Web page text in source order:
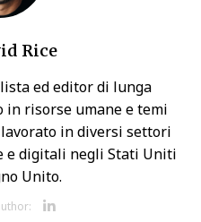
Rice
ed editor di lunga
in risorse umane e temi
in diversi settori
e digitali negli Stati Uniti
Unito.